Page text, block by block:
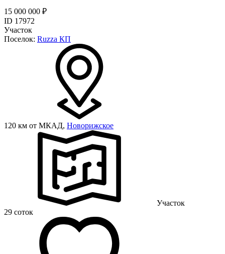
15 000 000 ₽
ID 17972
Участок
Поселок: Ruzza КП
120 км от МКАД, Новорижское
Участок
29 соток